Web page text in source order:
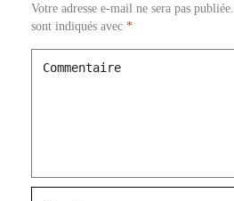
Votre adresse e-mail ne sera pas publiée.
sont indiqués avec *